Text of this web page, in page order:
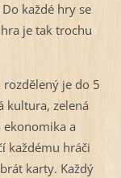
každé hry se
je tak trochu
je do 5
kultura, zelená
ekonomika a
každému hráči
karty. Každý